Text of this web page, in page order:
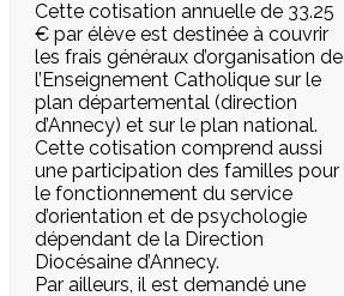
Cette cotisation annuelle de 33.25
€ par élève est destinée à couvrir
les frais généraux d’organisation de
l’Enseignement Catholique sur le
plan départemental (direction
d’Annecy) et sur le plan national.
Cette cotisation comprend aussi
une participation des familles pour
le fonctionnement du service
d’orientation et de psychologie
dépendant de la Direction
Diocésaine d’Annecy.
Par ailleurs, il est demandé une